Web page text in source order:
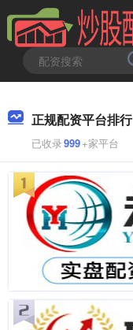
正规配资平台排行
已收录999+家平台